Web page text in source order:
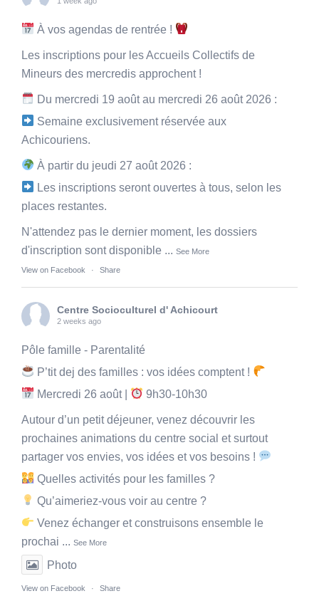
À vos agendas de rentrée !
Les inscriptions pour les Accueils Collectifs de
Mineurs des mercredis approchent !
Du mercredi 19 août au mercredi 26 août 2026 :
Semaine exclusivement réservée aux
Achicouriens.
À partir du jeudi 27 août 2026 :
Les inscriptions seront ouvertes à tous, selon les
places restantes.
N'attendez pas le dernier moment, les dossiers
d'inscription sont disponible ... See More
View on Facebook · Share
Centre Socioculturel d' Achicourt
2 weeks ago
Pôle famille - Parentalité
P’tit dej des familles : vos idées comptent !
Mercredi 26 août |
9h30-10h30
Autour d’un petit déjeuner, venez découvrir les
prochaines animations du centre social et surtout
partager vos envies, vos idées et vos besoins !
Quelles activités pour les familles ?
Qu’aimeriez-vous voir au centre ?
Venez échanger et construisons ensemble le
prochai ... See More
Photo
View on Facebook · Share